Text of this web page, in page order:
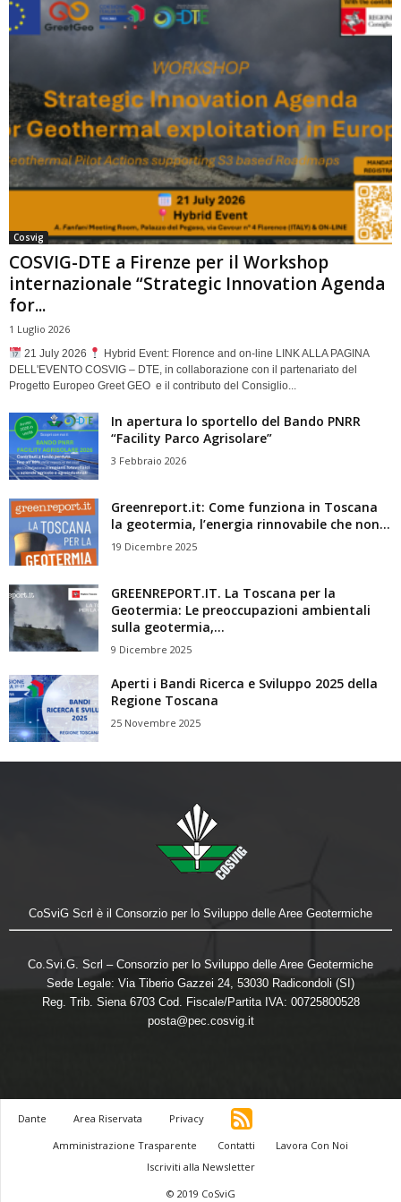
Cosvig
COSVIG-DTE a Firenze per il Workshop
internazionale “Strategic Innovation Agenda
for...
1 Luglio 2026
21 July 2026
Hybrid Event: Florence and on-line LINK ALLA PAGINA
DELL'EVENTO COSVIG – DTE, in collaborazione con il partenariato del
Progetto Europeo Greet GEO e il contributo del Consiglio...
In apertura lo sportello del Bando PNRR
“Facility Parco Agrisolare”
3 Febbraio 2026
Greenreport.it: Come funziona in Toscana
la geotermia, l’energia rinnovabile che non...
19 Dicembre 2025
GREENREPORT.IT. La Toscana per la
Geotermia: Le preoccupazioni ambientali
sulla geotermia,...
9 Dicembre 2025
Aperti i Bandi Ricerca e Sviluppo 2025 della
Regione Toscana
25 Novembre 2025
CoSviG Scrl è il Consorzio per lo Sviluppo delle Aree Geotermiche
Co.Svi.G. Scrl – Consorzio per lo Sviluppo delle Aree Geotermiche
Sede Legale: Via Tiberio Gazzei 24, 53030 Radicondoli (SI)
Reg. Trib. Siena 6703 Cod. Fiscale/Partita IVA: 00725800528
posta@pec.cosvig.it
Dante Area Riservata
Privacy
Amministrazione Trasparente
Contatti
Lavora Con Noi
Iscriviti alla Newsletter
© 2019 CoSviG